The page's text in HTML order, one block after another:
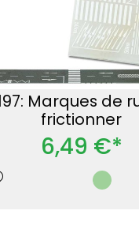
Marques de
frictionner
6,49 €*